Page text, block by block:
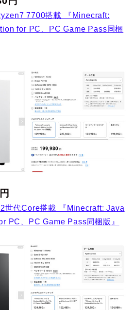
7700搭載 『Minecraft:
for PC、PC Game Pass同梱
円
世代Core搭載 『Minecraft: Java
PC、PC Game Pass同梱版』